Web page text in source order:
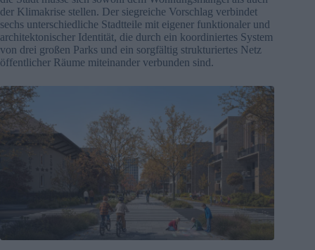
der Klimakrise stellen. Der siegreiche Vorschlag verbindet
sechs unterschiedliche Stadtteile mit eigener funktionaler und
architektonischer Identität, die durch ein koordiniertes System
von drei großen Parks und ein sorgfältig strukturiertes Netz
öffentlicher Räume miteinander verbunden sind.